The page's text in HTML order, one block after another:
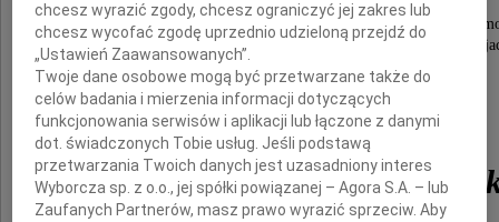
Z głębokim żalem i smutkiem przyjęliśmy
że w dniu 1 listopada 2023 zmarł nagle nasz
lek. Janusz
chcesz wyrazić zgody, chcesz ograniczyć jej zakres lub
chcesz wycofać zgodę uprzednio udzieloną przejdź do
„Ustawień Zaawansowanych”.
Twoje dane osobowe mogą być przetwarzane także do
celów badania i mierzenia informacji dotyczących
funkcjonowania serwisów i aplikacji lub łączone z danymi
dot. świadczonych Tobie usług. Jeśli podstawą
przetwarzania Twoich danych jest uzasadniony interes
Wyborcza sp. z o.o., jej spółki powiązanej – Agora S.A. – lub
Zaufanych Partnerów, masz prawo wyrazić sprzeciw. Aby